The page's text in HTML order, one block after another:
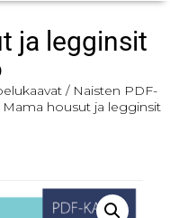
ja legginsit
/ Naisten PDF-
housut ja legginsit